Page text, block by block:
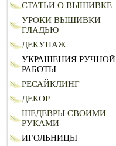
СТАТЬИ О ВЫШИВКЕ
УРОКИ ВЫШИВКИ
ГЛАДЬЮ
ДЕКУПАЖ
УКРАШЕНИЯ РУЧНОЙ
РАБОТЫ
РЕСАЙКЛИНГ
ДЕКОР
ШЕДЕВРЫ СВОИМИ
РУКАМИ
ИГОЛЬНИЦЫ